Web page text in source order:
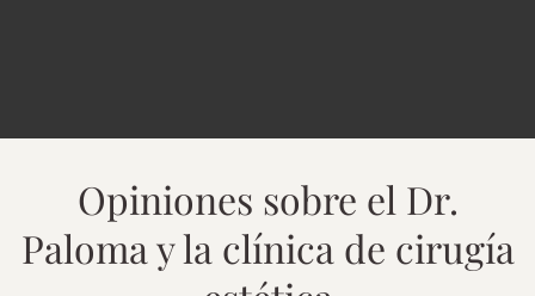
Opiniones sobre el Dr.
Paloma y la clínica de cirugía